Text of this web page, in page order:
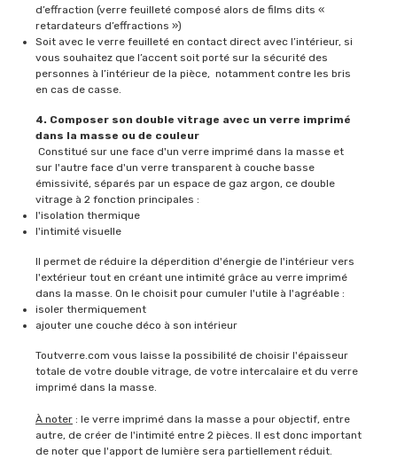
d’effraction (verre feuilleté composé alors de films dits «
retardateurs d’effractions »)
Soit avec le verre feuilleté en contact direct avec l’intérieur, si
vous souhaitez que l’accent soit porté sur la sécurité des
personnes à l’intérieur de la pièce, notamment contre les bris
en cas de casse.
4. Composer son double vitrage avec un verre imprimé
dans la masse ou de couleur
Constitué sur une face d'un verre imprimé dans la masse et
sur l'autre face d'un verre transparent à couche basse
émissivité, séparés par un espace de gaz argon, ce double
vitrage à 2 fonction principales :
l'isolation thermique
l'intimité visuelle
Il permet de réduire la déperdition d'énergie de l'intérieur vers
l'extérieur tout en créant une intimité grâce au verre imprimé
dans la masse. On le choisit pour cumuler l'utile à l'agréable :
isoler thermiquement
ajouter une couche déco à son intérieur
Toutverre.com vous laisse la possibilité de choisir l'épaisseur
totale de votre double vitrage, de votre intercalaire et du verre
imprimé dans la masse.
À noter : le verre imprimé dans la masse a pour objectif, entre
autre, de créer de l'intimité entre 2 pièces. Il est donc important
de noter que l'apport de lumière sera partiellement réduit.